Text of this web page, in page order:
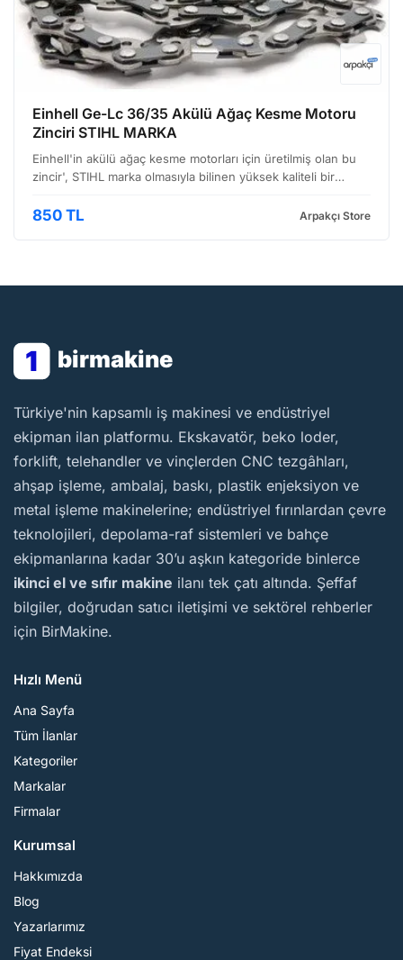
Einhell Ge-Lc 36/35 Akülü Ağaç Kesme Motoru
Zinciri STIHL MARKA
Einhell'in akülü ağaç kesme motorları için üretilmiş olan bu
zincir', STIHL marka olmasıyla bilinen yüksek kaliteli bir
şekilde tasarlanmıştır. Ağaç işleme faaliyetl…
850 TL Arpakçı Store
1 birmakine
BirMakine
Türkiye'nin kapsamlı iş makinesi ve endüstriyel
ekipman ilan platformu. Ekskavatör, beko loder,
forklift, telehandler ve vinçlerden CNC tezgâhları,
ahşap işleme, ambalaj, baskı, plastik enjeksiyon ve
metal işleme makinelerine; endüstriyel fırınlardan çevre
teknolojileri, depolama-raf sistemleri ve bahçe
ekipmanlarına kadar 30’u aşkın kategoride binlerce
ikinci el ve sıfır makine ilanı tek çatı altında. Şeffaf
bilgiler, doğrudan satıcı iletişimi ve sektörel rehberler
için BirMakine.
Hızlı Menü
Ana Sayfa
Tüm İlanlar
Kategoriler
Markalar
Firmalar
Kurumsal
Hakkımızda
Blog
Yazarlarımız
Fiyat Endeksi